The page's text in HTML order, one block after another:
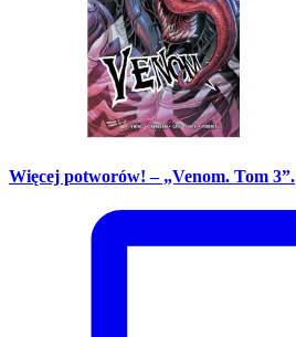
Więcej potworów! – „Venom. Tom 3”.